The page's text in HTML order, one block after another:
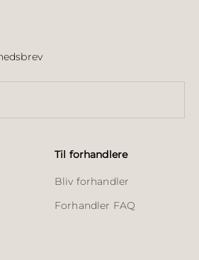
Til forhandlere
Bliv forhandler
Forhandler FAQ